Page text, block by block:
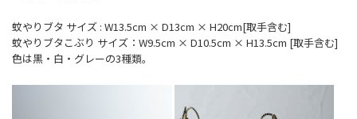
蚊やりブタ サイズ : W13.5cm × D13cm × H20cm[取手含む]
蚊やりブタこぶり サイズ：W9.5cm × D10.5cm × H13.5cm [取手含む]
色は黒・白・グレーの3種類。